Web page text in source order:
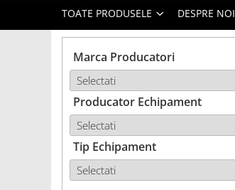
1.1. Cabina & Caroserie
1.1.2. Piese caroserie
1.1.3. Embleme & Abtibilduri
1.1.4. Climatizare si accesorii
Puncte si mecanism de ridicare
TOATE PRODUSELE DESPRE NOI
Marca Producatori
Producator Echipament
Tip Echipament